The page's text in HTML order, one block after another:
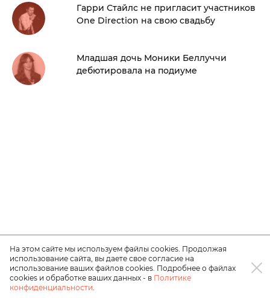
Гарри Стайлс не пригласит участников
One Direction на свою свадьбу
Младшая дочь Моники Беллуччи
дебютировала на подиуме
На этом сайте мы используем файлы cookies. Продолжая
использование сайта, вы даете свое согласие на
использование ваших файлов cookies. Подробнее о файлах
cookies и обработке ваших данных - в Политике
конфиденциальности.